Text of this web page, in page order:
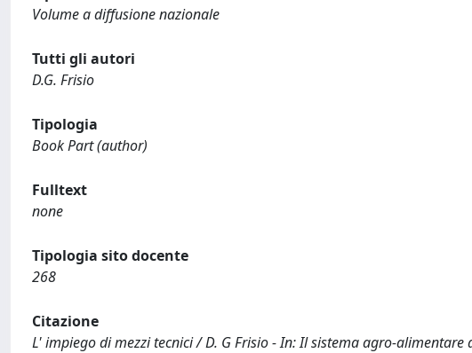
Volume a diffusione nazionale
Tutti gli autori
D.G. Frisio
Tipologia
Book Part (author)
Fulltext
none
Tipologia sito docente
268
Citazione
L' impiego di mezzi tecnici / D. G Frisio - In: Il sistema agro-